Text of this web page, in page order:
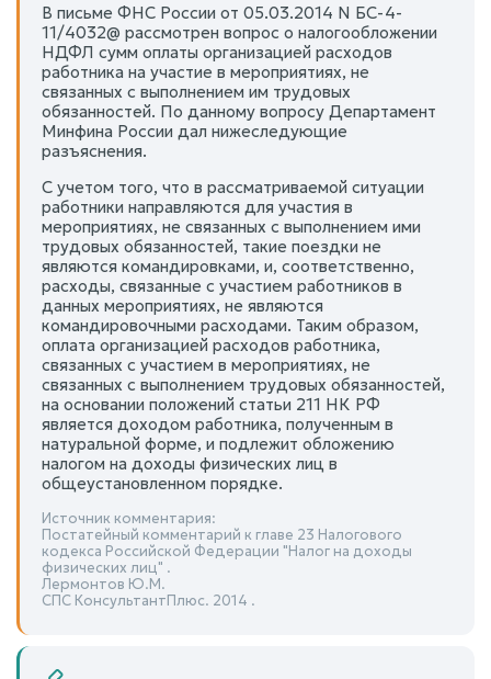
В письме ФНС России от 05.03.2014 N БС-4-
11/4032@ рассмотрен вопрос о налогообложении
НДФЛ сумм оплаты организацией расходов
работника на участие в мероприятиях, не
связанных с выполнением им трудовых
обязанностей. По данному вопросу Департамент
Минфина России дал нижеследующие
разъяснения.
С учетом того, что в рассматриваемой ситуации
работники направляются для участия в
мероприятиях, не связанных с выполнением ими
трудовых обязанностей, такие поездки не
являются командировками, и, соответственно,
расходы, связанные с участием работников в
данных мероприятиях, не являются
командировочными расходами. Таким образом,
оплата организацией расходов работника,
связанных с участием в мероприятиях, не
связанных с выполнением трудовых обязанностей,
на основании положений статьи 211 НК РФ
является доходом работника, полученным в
натуральной форме, и подлежит обложению
налогом на доходы физических лиц в
общеустановленном порядке.
Источник комментария:
Постатейный комментарий к главе 23 Налогового
кодекса Российской Федерации "Налог на доходы
физических лиц" .
Лермонтов Ю.М.
СПС КонсультантПлюс. 2014 .